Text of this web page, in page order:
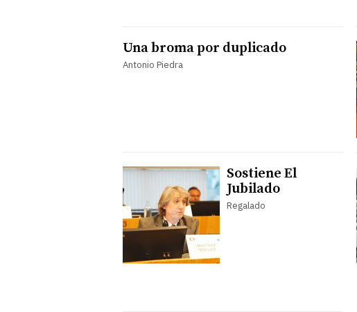
Una broma por duplicado
Antonio Piedra
Sostiene El
Jubilado
Regalado